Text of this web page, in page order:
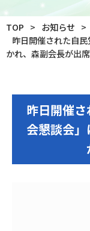
TOP
お知らせ
昨日開催された自
かれ、森副会長が出席
昨日開催
会懇談会